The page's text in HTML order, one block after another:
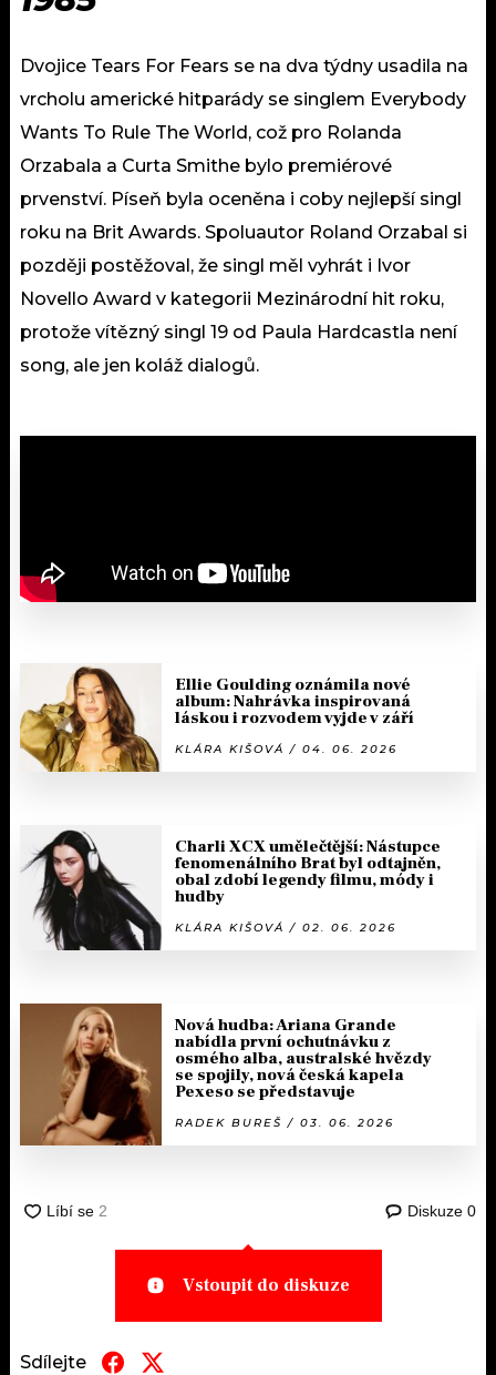
Dvojice Tears For Fears se na dva týdny usadila na
vrcholu americké hitparády se singlem Everybody
Wants To Rule The World, což pro Rolanda
Orzabala a Curta Smithe bylo premiérové
prvenství. Píseň byla oceněna i coby nejlepší singl
roku na Brit Awards. Spoluautor Roland Orzabal si
později postěžoval, že singl měl vyhrát i Ivor
Novello Award v kategorii Mezinárodní hit roku,
protože vítězný singl 19 od Paula Hardcastla není
song, ale jen koláž dialogů.
Ellie Goulding oznámila nové
album: Nahrávka inspirovaná
láskou i rozvodem vyjde v září
KLÁRA KIŠOVÁ / 04. 06. 2026
Charli XCX umělečtější: Nástupce
fenomenálního Brat byl odtajněn,
obal zdobí legendy filmu, módy i
hudby
KLÁRA KIŠOVÁ / 02. 06. 2026
Nová hudba: Ariana Grande
nabídla první ochutnávku z
osmého alba, australské hvězdy
se spojily, nová česká kapela
Pexeso se představuje
RADEK BUREŠ / 03. 06. 2026
Diskuze 0
Vstoupit do diskuze
Sdílejte